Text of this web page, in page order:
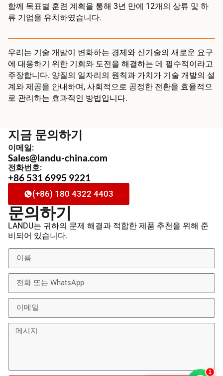
함께 목표별 훈련 계획을 통해 3년 만에 12개의 상류 및 하
류 기업을 유치하였습니다.
우리는 기술 개발이 변화하는 경제와 신기술의 새로운 요구
에 대응하기 위한 기회와 도전을 해결하는 데 필수적이라고
주장합니다. 양질의 일자리의 원칙과 가치가 기술 개발의 설
계와 제공을 안내하며, 사회적으로 공정한 전환을 효율적으
로 관리하는 효과적인 방법입니다.
지금 문의하기
이메일:
Sales@landu-china.com
전화번호:
+86 531 6995 9221
(+86) 180 4322 4403
문의하기
LANDU는 귀하의 문제 해결과 적합한 제품 추천을 위해 준
비되어 있습니다.
2